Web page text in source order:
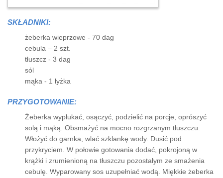
SKŁADNIKI:
żeberka wieprzowe - 70 dag
cebula – 2 szt.
tłuszcz - 3 dag
sól
mąka - 1 łyżka
PRZYGOTOWANIE:
Żeberka wypłukać, osączyć, podzielić na porcje, oprószyć
solą i mąką. Obsmażyć na mocno rozgrzanym tłuszczu.
Włożyć do garnka, wlać szklankę wody. Dusić pod
przykryciem. W połowie gotowania dodać, pokrojoną w
krążki i zrumienioną na tłuszczu pozostałym ze smażenia
cebulę. Wyparowany sos uzupełniać wodą. Miękkie żeberka